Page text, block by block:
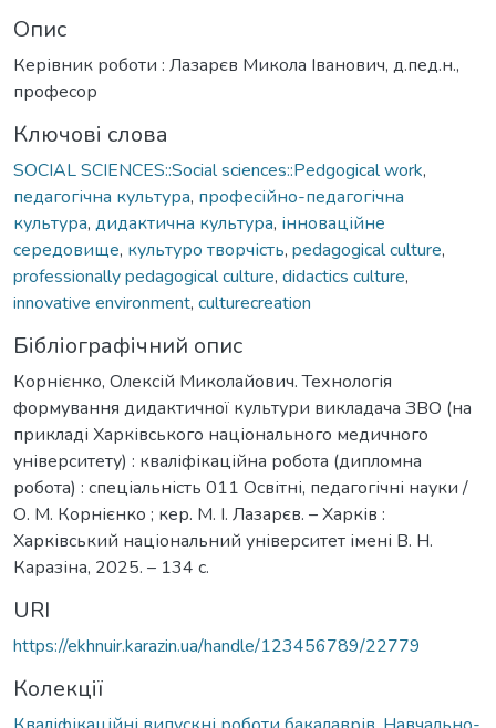
Опис
Керівник роботи : Лазарєв Микола Іванович, д.пед.н.,
професор
Ключові слова
SOCIAL SCIENCES::Social sciences::Pedgogical work,
педагогічна культура, професійно-педагогічна
культура, дидактична культура, інноваційне
середовище, культуро творчість, pedagogical culture,
professionally pedagogical culture, didactics culture,
innovative environment, culturecreation
Бібліографічний опис
Корнієнко, Олексій Миколайович. Технологія
формування дидактичної культури викладача ЗВО (на
прикладі Харківського національного медичного
університету) : кваліфікаційна робота (дипломна
робота) : спеціальність 011 Освітні, педагогічні науки /
О. М. Корнієнко ; кер. М. І. Лазарєв. – Харків :
Харківський національний університет імені В. Н.
Каразіна, 2025. – 134 с.
URI
https://ekhnuir.karazin.ua/handle/123456789/22779
Колекції